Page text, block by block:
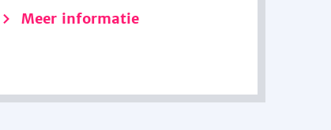
Meer informatie